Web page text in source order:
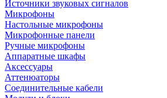
Источники звуковых сигналов
Микрофоны
Настольные микрофоны
Микрофонные панели
Ручные микрофоны
Аппаратные шкафы
Аксессуары
Аттенюаторы
Соединительные кабели